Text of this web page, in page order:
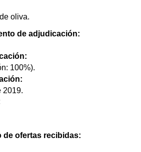
oliva.
de adjudicación:
100%).
2019.
de ofertas recibidas: